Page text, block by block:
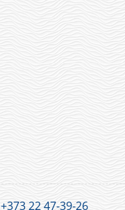
+373 22 47-39-26